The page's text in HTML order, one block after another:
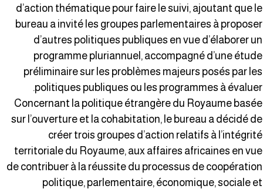
d’action thématique pour faire le suivi, ajoutant que
bureau a invité les groupes parlementaires à
d’autres politiques publiques en vue d’élaborer
programme pluriannuel, accompagné d’une
préliminaire sur les problèmes majeurs posés par
politiques publiques ou les programmes à
Concernant la politique étrangère du Royaume
sur l’ouverture et la cohabitation, le bureau a décidé
créer trois groupes d’action relatifs à
territoriale du Royaume, aux affaires africaines en
de contribuer à la réussite du processus de
politique, parlementaire, économique, sociale